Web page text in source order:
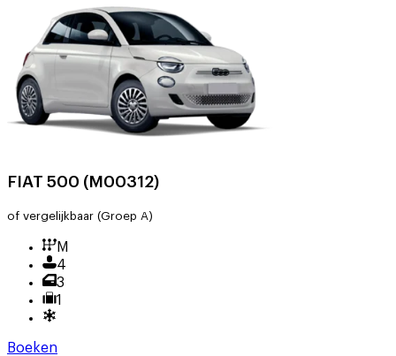
FIAT 500 (M00312)
of vergelijkbaar (Groep A)
M
4
3
1
Boeken